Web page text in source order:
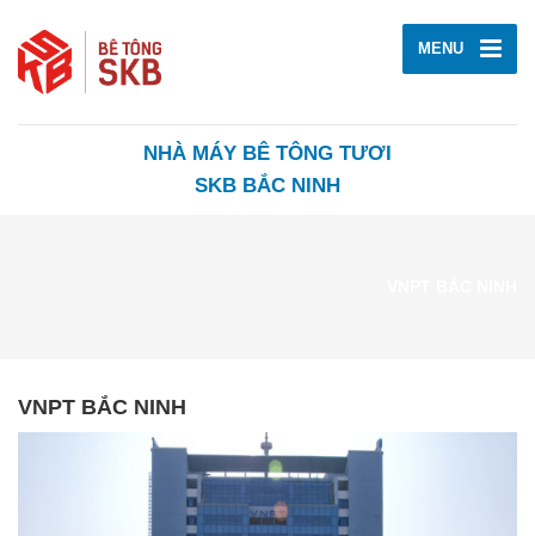
MENU
NHÀ MÁY BÊ TÔNG TƯƠI
SKB BẮC NINH
VNPT BẮC NINH